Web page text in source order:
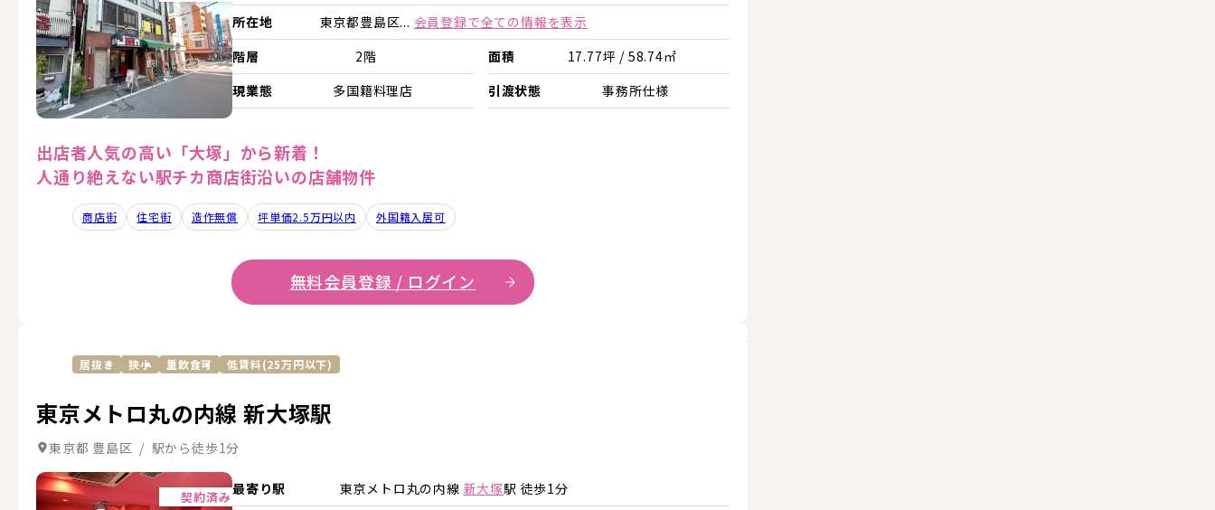
所在地
東京都豊島区... 会員登録で全ての情報を表示
階層
2階 面積
17.77坪 / 58.74㎡
現業態
多国籍料理店 引渡状態 事務所仕様
出店者人気の高い「大塚」から新着！
人通り絶えない駅チカ商店街沿いの店舗物件
商店街 住宅街 造作無償 坪単価2.5万円以内 外国籍入居可
無料会員登録 / ログイン
居抜き 狭小 重飲食可 低賃料(25万円以下)
東京メトロ丸の内線 新大塚駅
東京都 豊島区 / 駅から徒歩1分
契約済み
詳細を見る 詳細を見る
最寄り駅 東京メトロ丸の内線 新大塚駅 徒歩1分